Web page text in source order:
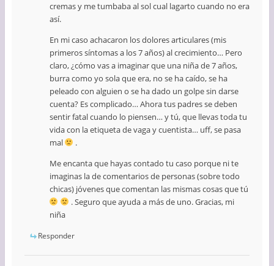
cremas y me tumbaba al sol cual lagarto cuando no era
así.
En mi caso achacaron los dolores articulares (mis
primeros síntomas a los 7 años) al crecimiento… Pero
claro, ¿cómo vas a imaginar que una niña de 7 años,
burra como yo sola que era, no se ha caído, se ha
peleado con alguien o se ha dado un golpe sin darse
cuenta? Es complicado… Ahora tus padres se deben
sentir fatal cuando lo piensen… y tú, que llevas toda tu
vida con la etiqueta de vaga y cuentista… uff, se pasa
mal
.
Me encanta que hayas contado tu caso porque ni te
imaginas la de comentarios de personas (sobre todo
chicas) jóvenes que comentan las mismas cosas que tú
. Seguro que ayuda a más de uno. Gracias, mi
niña
Responder